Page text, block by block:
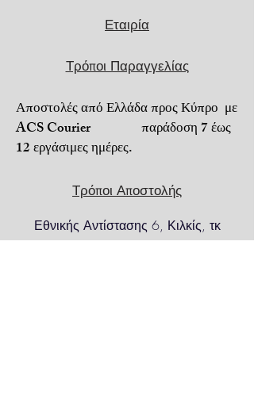
Μεταφορικά +
Πληρωμή με
αντικαταβολή ή PayPal
ή κατάθεση σε τραπεζικό
ήδυσπρόσιτες περιοχές,
ενδέχεται να
Εταιρία
Τρόποι Παραγγελίας
Αποστολές από Ελλάδα προς Κύπρο με
ACS Courier παράδοση 7 έως
12 εργάσιμες ημέρες.
Τρόποι Αποστολής
Εθνικής Αντίστασης 6, Κιλκίς, τκ
61100gavriloswix@gmail.com| Tel: